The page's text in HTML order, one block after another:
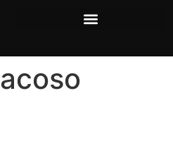
acoso